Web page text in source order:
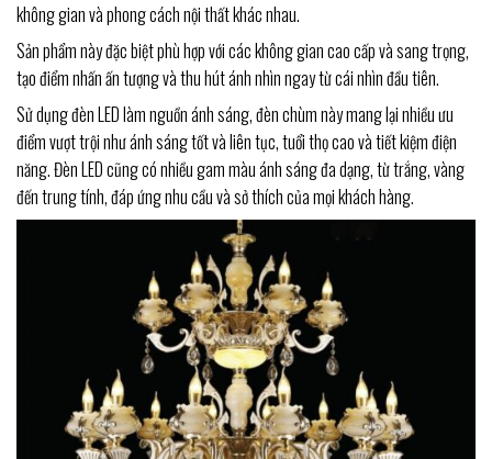
không gian và phong cách nội thất khác nhau.
Sản phẩm này đặc biệt phù hợp với các không gian cao cấp và sang trọng,
tạo điểm nhấn ấn tượng và thu hút ánh nhìn ngay từ cái nhìn đầu tiên.
Sử dụng đèn LED làm nguồn ánh sáng, đèn chùm này mang lại nhiều ưu
điểm vượt trội như ánh sáng tốt và liên tục, tuổi thọ cao và tiết kiệm điện
năng. Đèn LED cũng có nhiều gam màu ánh sáng đa dạng, từ trắng, vàng
đến trung tính, đáp ứng nhu cầu và sở thích của mọi khách hàng.